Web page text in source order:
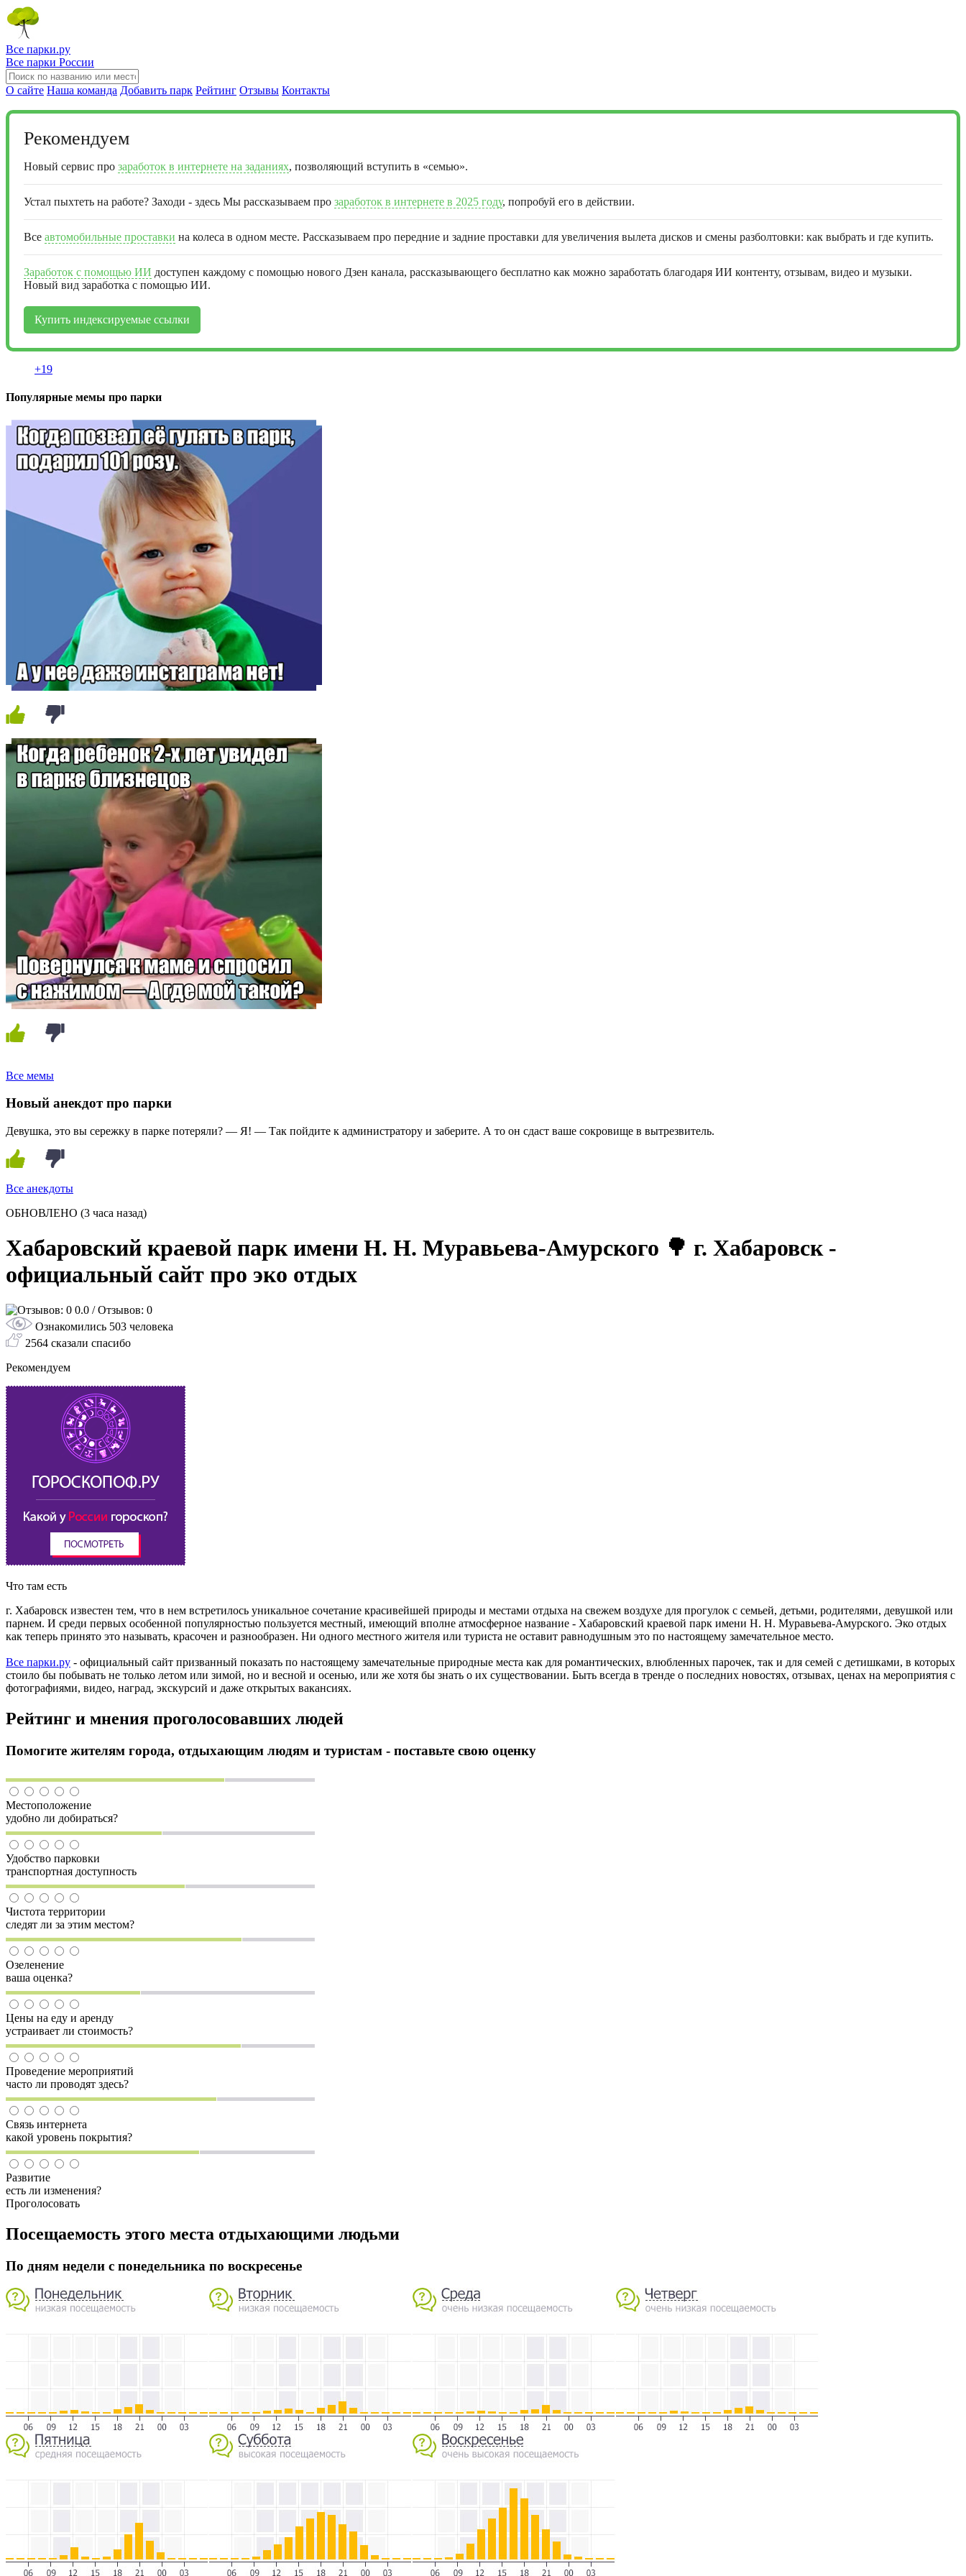
Все парки.ру
Все парки России
О сайте Наша команда Добавить парк Рейтинг Отзывы Контакты
Рекомендуем
Новый сервис про заработок в интернете на заданиях, позволяющий вступить в «семью».
Устал пыхтеть на работе? Заходи - здесь Мы рассказываем про заработок в интернете в 2025 году, попробуй его в действии.
Все автомобильные проставки на колеса в одном месте. Рассказываем про передние и задние проставки для увеличения вылета дисков и смены разболтовки: как выбрать и где купить.
Заработок с помощью ИИ доступен каждому с помощью нового Дзен канала, рассказывающего бесплатно как можно заработать благодаря ИИ контенту, отзывам, видео и музыки.
Новый вид заработка с помощью ИИ.
Купить индексируемые ссылки
+19
Популярные мемы про парки
Все мемы
Новый анекдот про парки
Девушка, это вы сережку в парке потеряли? — Я! — Так пойдите к администратору и заберите. А то он сдаст ваше сокровище в вытрезвитель.
Все анекдоты
ОБНОВЛЕНО (3 часа назад)
Хабаровский краевой парк имени Н. Н. Муравьева-Амурского 🌳 г. Хабаровск -
официальный сайт про эко отдых
0.0 / Отзывов: 0
Ознакомились 503 человека
2564 сказали спасибо
Рекомендуем
Что там есть
г. Хабаровск известен тем, что в нем встретилось уникальное сочетание красивейшей природы и местами отдыха на свежем воздухе для прогулок с семьей, детьми, родителями, девушкой или
парнем. И среди первых особенной популярностью пользуется местный, имеющий вполне атмосферное название - Хабаровский краевой парк имени Н. Н. Муравьева-Амурского. Эко отдых
как теперь принято это называть, красочен и разнообразен. Ни одного местного жителя или туриста не оставит равнодушным это по настоящему замечательное место.
Все парки.ру - официальный сайт призванный показать по настоящему замечательные природные места как для романтических, влюбленных парочек, так и для семей с детишками, в которых
стоило бы побывать не только летом или зимой, но и весной и осенью, или же хотя бы знать о их существовании. Быть всегда в тренде о последних новостях, отзывах, ценах на мероприятия с
фотографиями, видео, наград, экскурсий и даже открытых вакансиях.
Рейтинг и мнения проголосовавших людей
Помогите жителям города, отдыхающим людям и туристам - поставьте свою оценку
Местоположение
удобно ли добираться?
Удобство парковки
транспортная доступность
Чистота территории
следят ли за этим местом?
Озеленение
ваша оценка?
Цены на еду и аренду
устраивает ли стоимость?
Проведение мероприятий
часто ли проводят здесь?
Связь интернета
какой уровень покрытия?
Развитие
есть ли изменения?
Проголосовать
Посещаемость этого места отдыхающими людьми
По дням недели с понедельника по воскресенье